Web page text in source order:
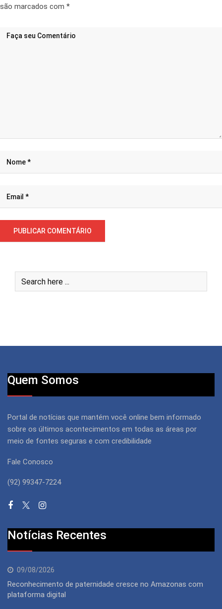
são marcados com *
Quem Somos
Portal de notícias que mantém você online bem informado
sobre os últimos acontecimentos em todas as áreas por
meio de fontes seguras e com credibilidade
Fale Conosco
(92) 99347-7224
Notícias Recentes
09/08/2026
Reconhecimento de paternidade cresce no Amazonas com
plataforma digital